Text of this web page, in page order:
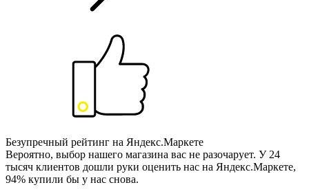
Безупречный рейтинг на Яндекс.Маркете
Вероятно, выбор нашего магазина вас не разочарует. У 24
тысяч клиентов дошли руки оценить нас на Яндекс.Маркете,
94% купили бы у нас снова.